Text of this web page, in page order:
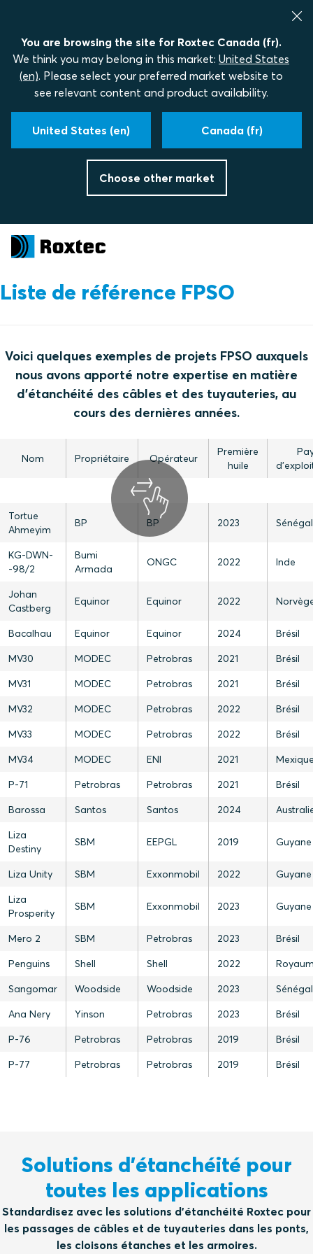
You are browsing the site for Roxtec Canada (fr).
We think you may belong in this market: United States
(en). Please select your preferred market website to
see relevant content and product availability.
United States (en) Canada (fr)
Choose other market
Liste de référence FPSO
Voici quelques exemples de projets FPSO auxquels
nous avons apporté notre expertise en matière
d'étanchéité des câbles et des tuyauteries, au
cours des dernières années.
Nom Propriétaire Opérateur
Première
huile
Tortue
Ahmeyim
BP BP 2023 Sénégal
KG-DWN-
-98/2
Bumi
Armada
ONGC 2022 Inde
Johan
Castberg
Equinor Equinor 2022
Bacalhau Equinor Equinor 2024
Brésil
MV30
MODEC Petrobras 2021
Brésil
MV31
MODEC Petrobras 2021
Brésil
MV32
MODEC Petrobras 2022
Brésil
MV33
MODEC Petrobras 2022
Brésil
MV34
MODEC ENI 2021
P-71
Petrobras Petrobras 2021
Brésil
Barossa
Santos Santos 2024
Liza
Destiny
SBM EEPGL 2019 Guyane
Liza Unity SBM Exxonmobil 2022
Guyane
Liza
Prosperity
SBM Exxonmobil 2023 Guyane
Mero 2 SBM Petrobras 2023
Brésil
Penguins
Shell Shell 2022
Sangomar
Woodside Woodside 2023
Sénégal
Ana Nery
Yinson Petrobras 2023
Brésil
P-76
Petrobras Petrobras 2019
Brésil
P-77
Petrobras Petrobras 2019 Brésil
Solutions d'étanchéité pour
toutes les applications
Standardisez avec les solutions d'étanchéité Roxtec pour
les passages de câbles et de tuyauteries dans les ponts,
les cloisons étanches et les armoires.